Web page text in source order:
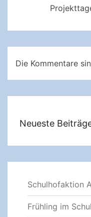
Die Kommentare
Neueste
Schulhofaktion
Frühling im